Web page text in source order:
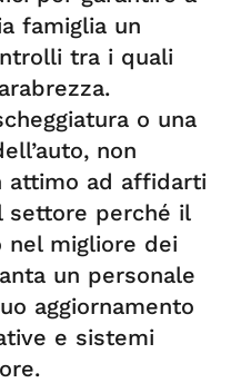
famiglia un
tra i quali
o una
non
attimo ad affidarti
settore perché il
nel migliore dei
un personale
aggiornamento
e sistemi